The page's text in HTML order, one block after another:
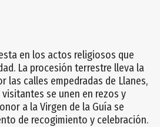
en los actos religiosos que
La procesión terrestre lleva la
las calles empedradas de Llanes,
se unen en rezos y
a la Virgen de la Guía se
de recogimiento y celebración.